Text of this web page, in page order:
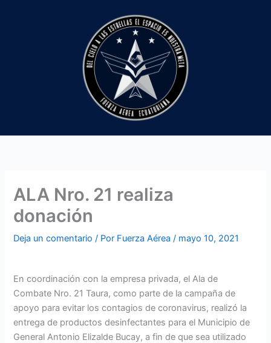
ALA Nro. 21 realiza
donación
Deja un comentario / Por Fuerza Aérea/ mayo 10, 2021
En coordinación con la empresa privada, el Ala de
Combate Nro. 21 Taura, como parte de la campaña de
apoyo para evitar los contagios de coronavirus, realizó la
entrega de productos desinfectantes para el Municipio de
General Antonio Elizalde Bucay, a fin de que sea utilizado